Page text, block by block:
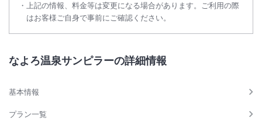
上記の情報、料金等は変更になる場合があります。ご利用の際
はお客様ご自身で事前にご確認ください。
なよろ温泉サンピラーの詳細情報
基本情報
プラン一覧